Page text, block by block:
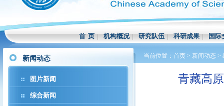
首 页|机构概况|研究队伍|科研成果|国际
新闻动态
图片新闻
综合新闻
当前位置： 首页 > 新闻动态 >
青藏高